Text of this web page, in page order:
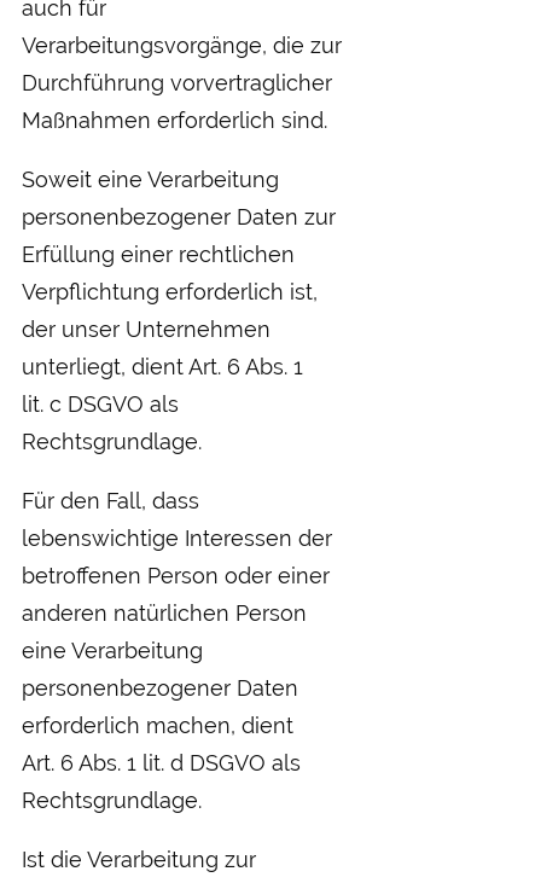
auch für
Verarbeitungsvorgänge, die zur
Durchführung vorvertraglicher
Maßnahmen erforderlich sind.
Soweit eine Verarbeitung
personenbezogener Daten zur
Erfüllung einer rechtlichen
Verpflichtung erforderlich ist,
der unser Unternehmen
unterliegt, dient Art. 6 Abs. 1
lit. c DSGVO als
Rechtsgrundlage.
Für den Fall, dass
lebenswichtige Interessen der
betroffenen Person oder einer
anderen natürlichen Person
eine Verarbeitung
personenbezogener Daten
erforderlich machen, dient
Art. 6 Abs. 1 lit. d DSGVO als
Rechtsgrundlage.
Ist die Verarbeitung zur